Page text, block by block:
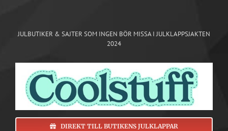
JULBUTIKER & SAJTER SOM INGEN BÖR MISSA I JULKLAPPSJAKTEN
2024
DIREKT TILL BUTIKENS JULKLAPPAR